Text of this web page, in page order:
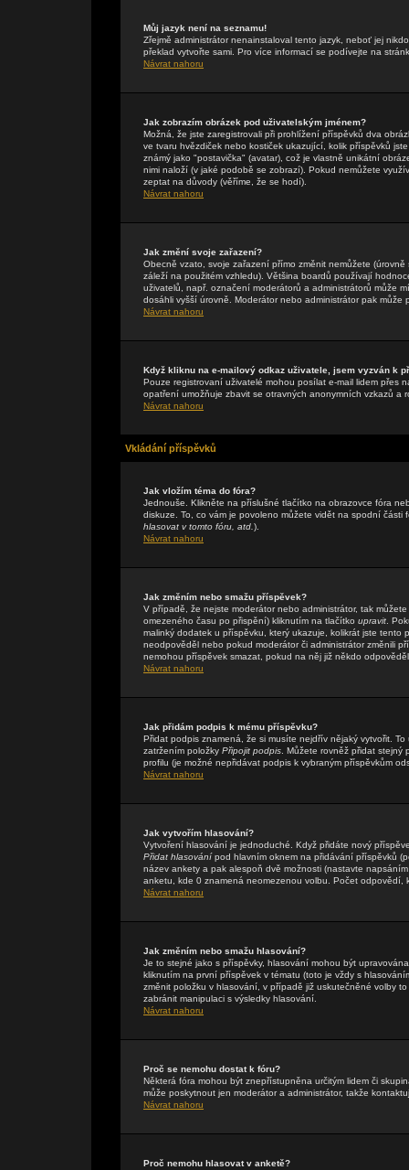
Můj jazyk není na seznamu!
Zřejmě administrátor nenainstaloval tento jazyk, neboť jej
překlad vytvořte sami. Pro více informací se podívejte na
Návrat nahoru
Jak zobrazím obrázek pod uživatelským jménem?
Možná, že jste zaregistrovali při prohlížení příspěvků dva
ve tvaru hvězdiček nebo kostiček ukazující, kolik příspěvků
známý jako "postavička" (avatar), což je vlastně unikátní
nimi naloží (v jaké podobě se zobrazí). Pokud nemůžete
zeptat na důvody (věříme, že se hodí).
Návrat nahoru
Jak změní svoje zařazení?
Obecně vzato, svoje zařazení přímo změnit nemůžete
záleží na použitém vzhledu). Většina boardů používají
uživatelů, např. označení moderátorů a administrátorů může
dosáhli vyšší úrovně. Moderátor nebo administrátor pak může
Návrat nahoru
Když kliknu na e-mailový odkaz uživatele, jsem vyzván k
Pouze registrovaní uživatelé mohou posílat e-mail lidem přes
opatření umožňuje zbavit se otravných anonymních vzkazů a
Návrat nahoru
Vkládání příspěvků
Jak vložím téma do fóra?
Jednouše. Klikněte na příslušné tlačítko na obrazovce fóra
diskuze. To, co vám je povoleno můžete vidět na spodní části
hlasovat v tomto fóru, atd. ).
Návrat nahoru
Jak změním nebo smažu příspěvek?
V případě, že nejste moderátor nebo administrátor, tak
omezeného času po přispění) kliknutím na tlačítko upravit .
malinký dodatek u příspěvku, který ukazuje, kolikrát jste
neodpověděl nebo pokud moderátor či administrátor změnili
nemohou příspěvek smazat, pokud na něj již někdo
Návrat nahoru
Jak přidám podpis k mému příspěvku?
Přidat podpis znamená, že si musíte nejdřív nějaký vytvořit.
zatržením položky Připojit podpis . Můžete rovněž přidat
profilu (je možné nepřidávat podpis k vybraným příspěvkům
Návrat nahoru
Jak vytvořím hlasování?
Vytvoření hlasování je jednoduché. Když přidáte nový
Přidat hlasovánípod hlavním oknem na přidávání příspěvků
název ankety a pak alespoň dvě možnosti (nastavte
anketu, kde 0 znamená neomezenou volbu. Počet odpovědí,
Návrat nahoru
Jak změním nebo smažu hlasování?
Je to stejné jako s příspěvky, hlasování mohou být
kliknutím na první příspěvek v tématu (toto je vždy s
změnit položku v hlasování, v případě již uskutečněné volby
zabránit manipulaci s výsledky hlasování.
Návrat nahoru
Proč se nemohu dostat k fóru?
Některá fóra mohou být znepřístupněna určitým lidem či
může poskytnout jen moderátor a administrátor, takže
Návrat nahoru
Proč nemohu hlasovat v anketě?